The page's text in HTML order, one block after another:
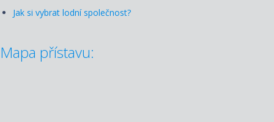
Jak si vybrat lodní společnost?
Mapa přístavu: